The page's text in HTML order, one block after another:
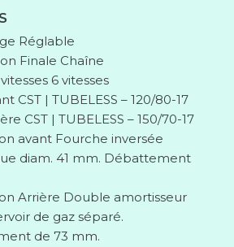
Réglable
Finale Chaîne
6 vitesses
CST | TUBELESS – 120/80-17
CST | TUBELESS – 150/70-17
avant Fourche inversée
diam. 41 mm. Débattement
Arrière Double amortisseur
de gaz séparé.
de 73 mm.